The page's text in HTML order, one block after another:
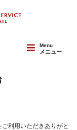
Menu
メニュー
利用いただきありがと